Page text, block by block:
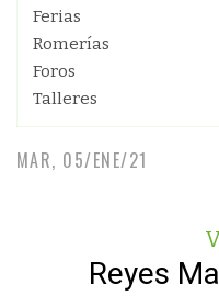
Ferias
Romerías
Foros
Talleres
MAR, 05/ENE/21
Reyes